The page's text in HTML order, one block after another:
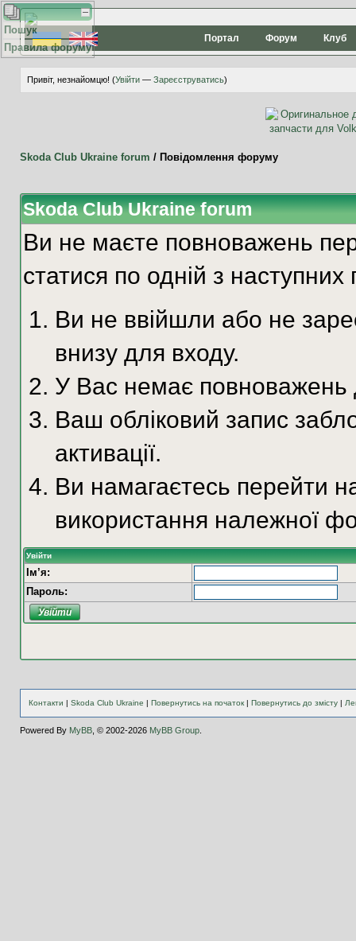
Портал Форум Клуб
Привіт, незнайомцю! (Увійти— Зареєструватись)
Skoda Club Ukraine forum / Повідомлення форуму
Пошук
Правила форуму
Skoda Club Ukraine forum
Ви не маєте повноважень
статися по одній з наступних
Ви не ввійшли або не
внизу для входу.
У Вас немає повноважень
Ваш обліковий запис
активації.
Ви намагаєтесь перейти
використання належної
Увійти
Ім’я:
Пароль:
Контакти | Skoda Club Ukraine | Повернутись на початок| Повернутись до змісту|
Powered By MyBB, © 2002-2026 MyBB Group.